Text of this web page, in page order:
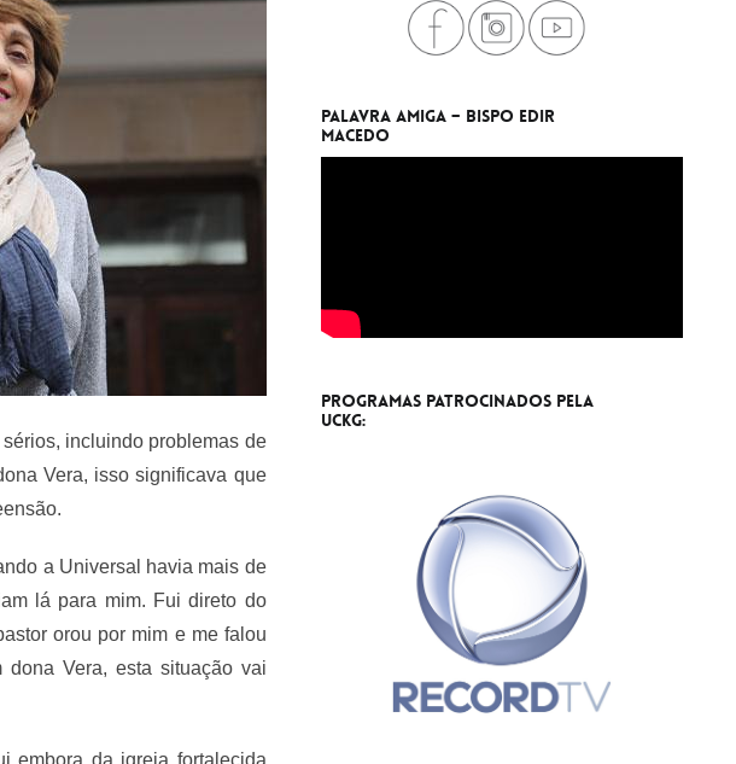
incluindo problemas de
Vera, isso significava que
a Universal havia mais de
lá para mim. Fui direto do
orou por mim e me falou
dona Vera, esta situação vai
embora da igreja fortalecida
Palavra Amiga – Bispo Edir
Macedo
Programas Patrocinados pela
UCKG: